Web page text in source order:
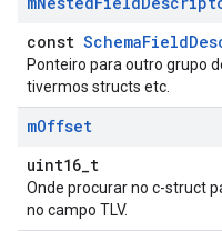
const
Ponteiro para outro grupo
tivermos structs etc.
mOffset
uint16_t
Onde procurar no c-struct
no campo TLV.